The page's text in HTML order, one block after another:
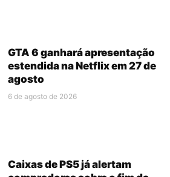
GTA 6 ganhará apresentação
estendida na Netflix em 27 de
agosto
6 de agosto de 2026
Caixas de PS5 já alertam